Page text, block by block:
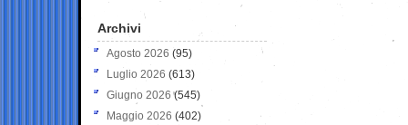
Archivi
Agosto 2026 (95)
Luglio 2026 (613)
Giugno 2026 (545)
Maggio 2026 (402)